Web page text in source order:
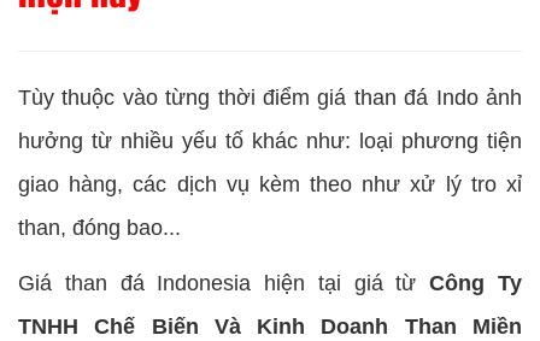
Tùy thuộc vào từng thời điểm giá than đá Indo ảnh
hưởng từ nhiều yếu tố khác như: loại phương tiện
giao hàng, các dịch vụ kèm theo như xử lý tro xỉ
than, đóng bao...
Giá than đá Indonesia hiện tại giá từCông Ty
TNHH Chế Biến Và Kinh Doanh Than Miền